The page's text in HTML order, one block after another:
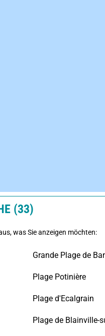
(33)
was Sie anzeigen möchten:
Grande Plage de
Plage Potinière
Plage d'Ecalgrain
Plage de Blainville-